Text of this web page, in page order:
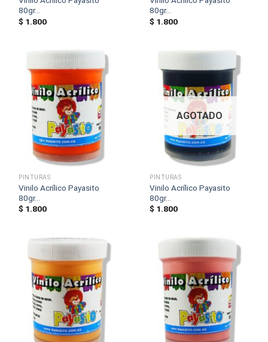
80gr...
$ 1.800
80gr...
$ 1.800
PINTURAS
Vinilo Acrílico Payasito
80gr...
$ 1.800
AGOTADO
PINTURAS
Vinilo Acrílico Payasito
80gr...
$ 1.800